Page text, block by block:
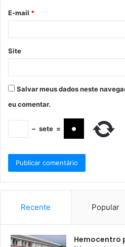
E-mail *
Site
Salvar meus dados neste
eu comentar.
− sete =
Recente Popular
Hemocentro